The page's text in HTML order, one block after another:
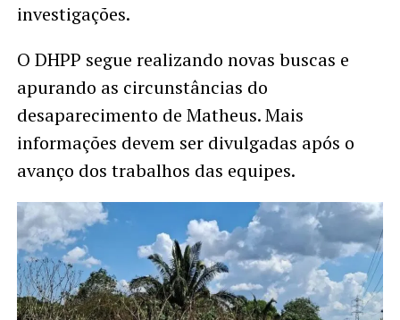
investigações.
O DHPP segue realizando novas buscas e
apurando as circunstâncias do
desaparecimento de Matheus. Mais
informações devem ser divulgadas após o
avanço dos trabalhos das equipes.